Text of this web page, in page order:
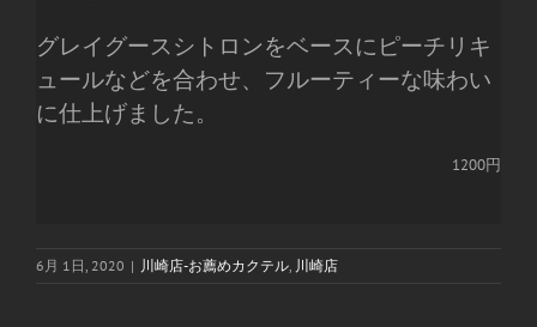
グレイグースシトロンをベースにピーチリキ
ュールなどを合わせ、フルーティーな味わい
に仕上げました。
1200円
6月 1日, 2020 | 川崎店-お薦めカクテル 川崎店